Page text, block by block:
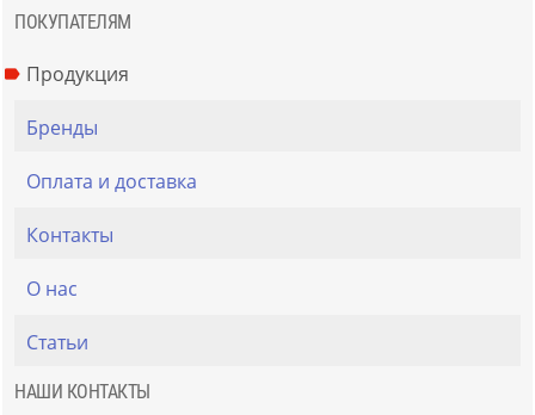
ПОКУПАТЕЛЯМ
Продукция
Бренды
Оплата и доставка
Контакты
О нас
Статьи
НАШИ КОНТАКТЫ